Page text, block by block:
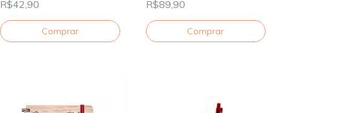
R$42,90 R$89,90
Comprar